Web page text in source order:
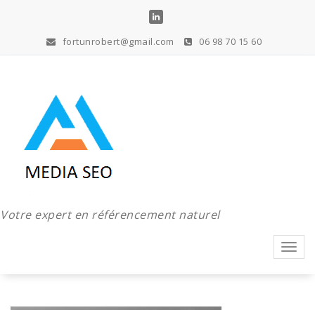
fortunrobert@gmail.com 06 98 70 15 60
Votre expert en référencement naturel